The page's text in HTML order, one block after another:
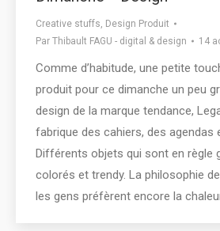
Creative stuffs, Design Produit
Par Thibault FAGU - digital & design 14
Comme d’habitude, une petite
produit pour ce dimanche un peu
design de la marque tendance,
fabrique des cahiers, des agendas
Différents objets qui sont en règle
colorés et trendy. La philosophie
les gens préfèrent encore la